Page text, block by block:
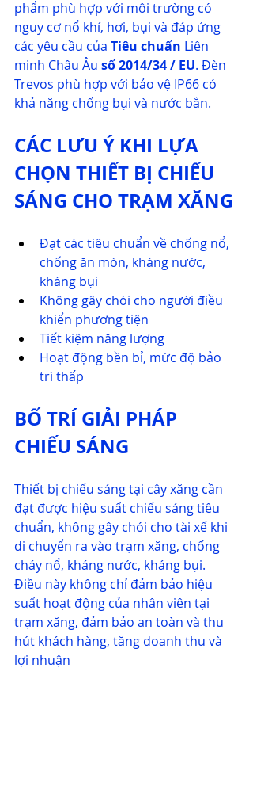
phẩm phù hợp với môi trường có
nguy cơ nổ khí, hơi, bụi và đáp ứng
các yêu cầu của Tiêu chuẩn Liên
minh Châu Âu số 2014/34 / EU. Đèn
Trevos phù hợp với bảo vệ IP66 có
khả năng chống bụi và nước bắn.​
CÁC LƯU Ý KHI LỰA
CHỌN THIẾT BỊ CHIẾU
SÁNG CHO TRẠM XĂNG
Đạt các tiêu chuẩn về chống nổ,
chống ăn mòn, kháng nước,
kháng bụi
Không gây chói cho người điều
khiển phương tiện
Tiết kiệm năng lượng
Hoạt động bền bỉ, mức độ bảo
trì thấp
BỐ TRÍ GIẢI PHÁP
CHIẾU SÁNG
Thiết bị chiếu sáng tại cây xăng cần
đạt được hiệu suất chiếu sáng tiêu
chuẩn, không gây chói cho tài xế khi
di chuyển ra vào trạm xăng, chống
cháy nổ, kháng nước, kháng bụi.
Điều này không chỉ đảm bảo hiệu
suất hoạt động của nhân viên tại
trạm xăng, đảm bảo an toàn và thu
hút khách hàng, tăng doanh thu và
lợi nhuận